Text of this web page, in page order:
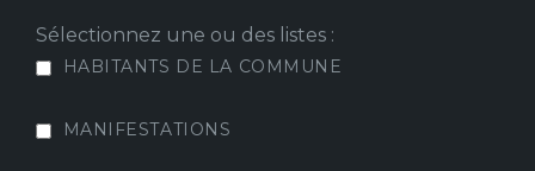
Sélectionnez une ou des listes :
HABITANTS DE LA COMMUNE
MANIFESTATIONS